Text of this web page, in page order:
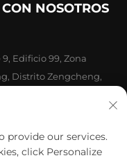
NOSOTROS
Edificio 99, Zona
Distrito Zengcheng,
provide our services.
click Personalize